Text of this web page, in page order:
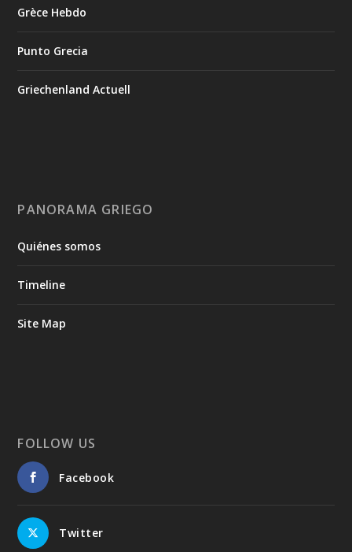
Grèce Hebdo
Punto Grecia
Griechenland Actuell
PANORAMA GRIEGO
Quiénes somos
Timeline
Site Map
FOLLOW US
Facebook
Twitter